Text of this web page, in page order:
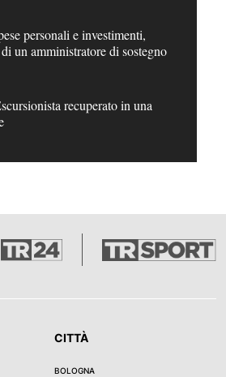
personali e investimenti,
un amministratore di sostegno
recuperato in una
CITTÀ
BOLOGNA